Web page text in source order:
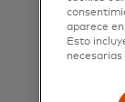
aparece
Esto